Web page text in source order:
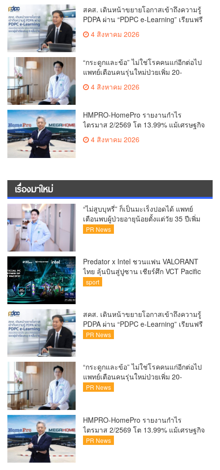
สุดพิเศษตลอดทัวร์นาเมนต์
สคส. เดินหน้าขยายโอกาสเข้าถึงความรู้
PDPA ผ่าน “PDPC e-Learning” เรียนฟรี
อดศักยภาพคนไทยสู่สังคมดิจิทัลปลอดภัย
แล้ว
4 สิงหาคม 2026
“กระดูกและข้อ” ไม่ใช่โรคคนแก่อีกต่อไป
แพทย์เตือนคนรุ่นใหม่ป่วยเพิ่ม 20-
กระแสกีฬา
4 สิงหาคม 2026
HMPRO-HomePro รายงานกำไร
ไตรมาส 2/2569 โต 13.99% แม้เศรษฐกิจ
ผันผวนเดินหน้าขยายสาขา เสริมพอร์ต
Private Brand ดัน Gross Margin เพิ่มขึ้น
4 สิงหาคม 2026
เรื่องมาใหม่
“ไม่สูบบุหรี่” ก็เป็นมะเร็งปอดได้ แพทย์
เตือนพบผู้ป่วยอายุน้อยตั้งแต่วัย 35 ปีเพิ่ม
ขึ้นคนไทยกว่า 70% รู้ตัวเมื่อโรคลุกลาม
PR News
Predator x Intel ชวนแฟน VALORANT
ไทย ลุ้นบินสู่ปูซาน เชียร์ศึก VCT Pacific
Finals Busan ประเทศเกาหลีใต้ Predator
สุดพิเศษตลอดทัวร์นาเมนต์
sport
สคส. เดินหน้าขยายโอกาสเข้าถึงความรู้
PDPA ผ่าน “PDPC e-Learning” เรียนฟรี
ทุกที่ ทุกเวลา พร้อมประกาศนียบัตร ต่อย
แล้ว
PR News
“กระดูกและข้อ” ไม่ใช่โรคคนแก่อีกต่อไป
แพทย์เตือนคนรุ่นใหม่ป่วยเพิ่ม 20-
30% เสี่ยง ‘ข้อเข่าเสื่อมก่อนวัย’ จาก
PR News
HMPRO-HomePro รายงานกำไร
ไตรมาส 2/2569 โต 13.99% แม้เศรษฐกิจ
ผันผวนเดินหน้าขยายสาขา เสริมพอร์ต
PR News